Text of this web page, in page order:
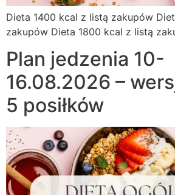
Dieta 1400 kcal z listą zakupów
zakupów Dieta 1800 kcal z listą
Plan jedzenia 10-
16.08.2026 –
5 posiłków